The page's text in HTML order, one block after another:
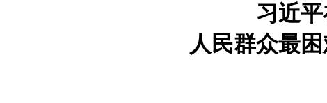
习近
人民群众最